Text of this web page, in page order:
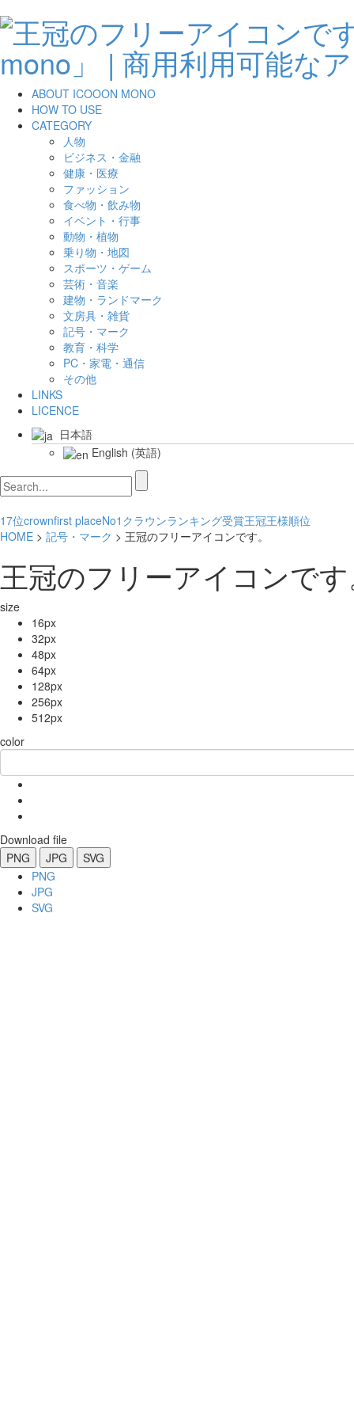
ABOUT ICOOON MONO
HOW TO USE
CATEGORY
人物
ビジネス・金融
健康・医療
ファッション
食べ物・飲み物
イベント・行事
動物・植物
乗り物・地図
スポーツ・ゲーム
芸術・音楽
建物・ランドマーク
文房具・雑貨
記号・マーク
教育・科学
PC・家電・通信
その他
LINKS
LICENCE
日本語
English (英語)
17位crownfirst placeNo1 クラウンランキング受賞王冠王様順位
HOME > 記号・マーク > 王冠のフリーアイコンです。
王冠のフリーアイコンで
size
16px
32px
48px
64px
128px
256px
512px
color
Download file
PNG
JPG
SVG
PNG
JPG
SVG